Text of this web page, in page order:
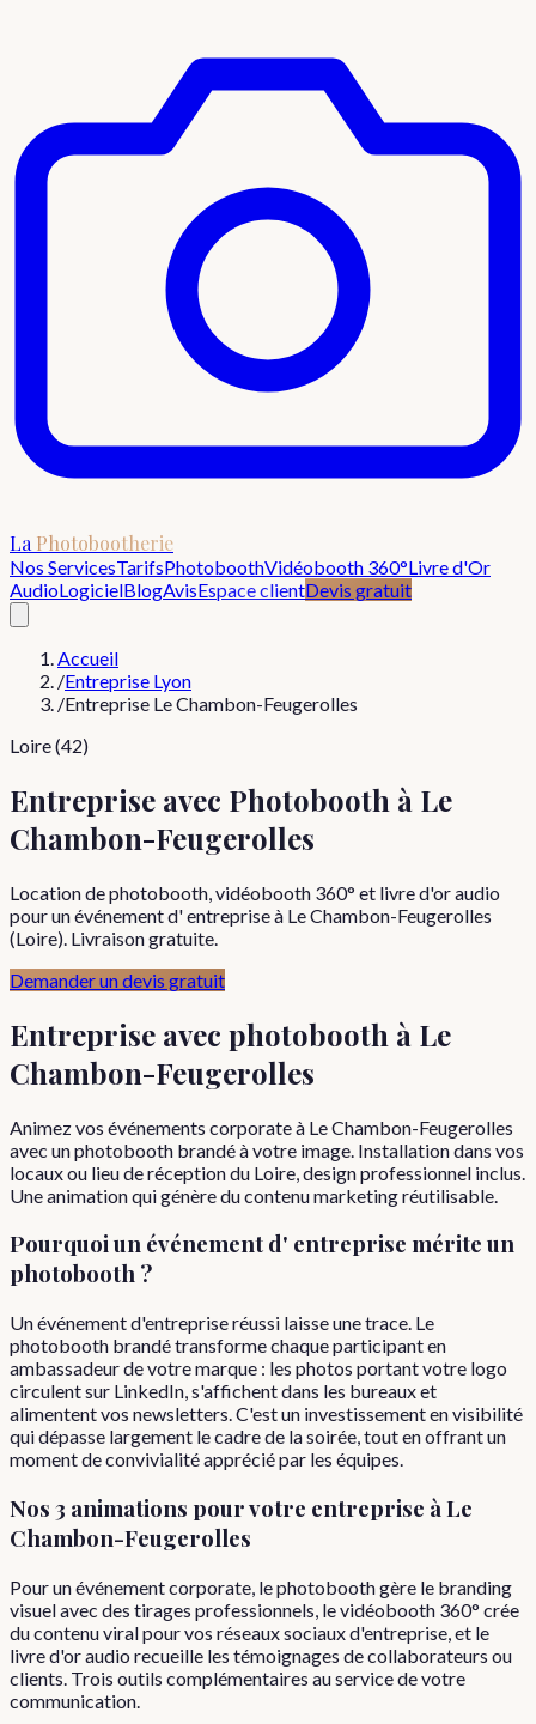
La Photobootherie
Nos ServicesTarifsPhotoboothVidéobooth 360°Livre d'Or
AudioLogicielBlogAvisEspace clientDevis gratuit
Accueil
/Entreprise Lyon
/Entreprise Le Chambon-Feugerolles
Loire (42)
Entreprise avec Photobooth à Le
Chambon-Feugerolles
Location de photobooth, vidéobooth 360° et livre d'or audio
pour un événement d' entreprise à Le Chambon-Feugerolles
(Loire). Livraison gratuite.
Demander un devis gratuit
Entreprise avec photobooth à Le
Chambon-Feugerolles
Animez vos événements corporate à Le Chambon-Feugerolles
avec un photobooth brandé à votre image. Installation dans vos
locaux ou lieu de réception du Loire, design professionnel inclus.
Une animation qui génère du contenu marketing réutilisable.
Pourquoiun événement d' entreprise mérite un
photobooth ?
Un événement d'entreprise réussi laisse une trace. Le
photobooth brandé transforme chaque participant en
ambassadeur de votre marque : les photos portant votre logo
circulent sur LinkedIn, s'affichent dans les bureaux et
alimentent vos newsletters. C'est un investissement en visibilité
qui dépasse largement le cadre de la soirée, tout en offrant un
moment de convivialité apprécié par les équipes.
Nos 3 animations pour votre entreprise à Le
Chambon-Feugerolles
Pour un événement corporate, le photobooth gère le branding
visuel avec des tirages professionnels, le vidéobooth 360° crée
du contenu viral pour vos réseaux sociaux d'entreprise, et le
livre d'or audio recueille les témoignages de collaborateurs ou
clients. Trois outils complémentaires au service de votre
communication.